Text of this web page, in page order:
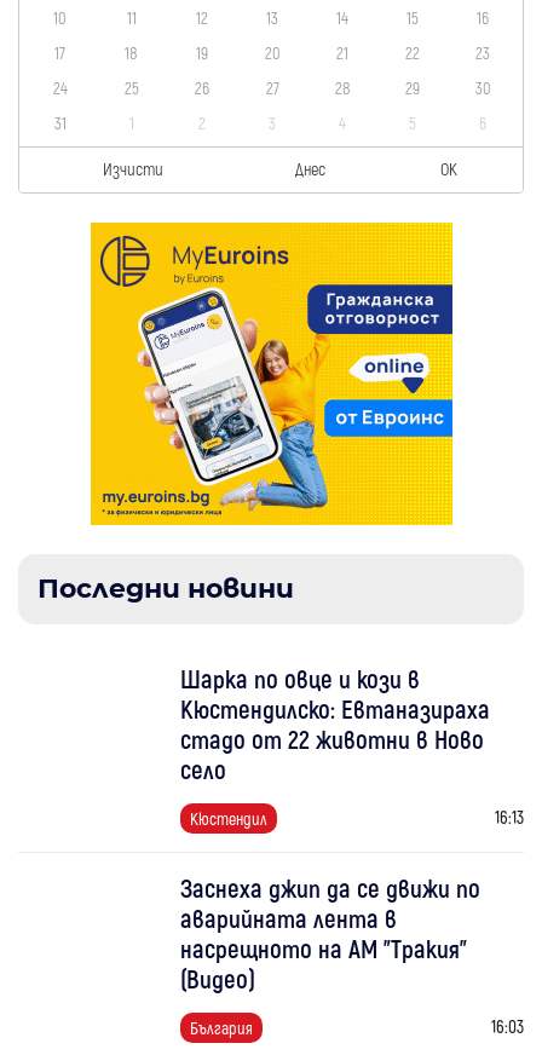
10 11 12 13 14 15
16
17
18 19 20 21 22
23
24
25 26 27 28 29
30
31
1 2 3 4 5 6
Изчисти Днес OK
Последни новини
Шарка по овце и кози в
Кюстендилско: Евтаназираха
стадо от 22 животни в Ново
село
Кюстендил 16:13
Заснеха джип да се движи по
аварийната лента в
насрещното на АМ "Тракия"
(Видео)
България 16:03